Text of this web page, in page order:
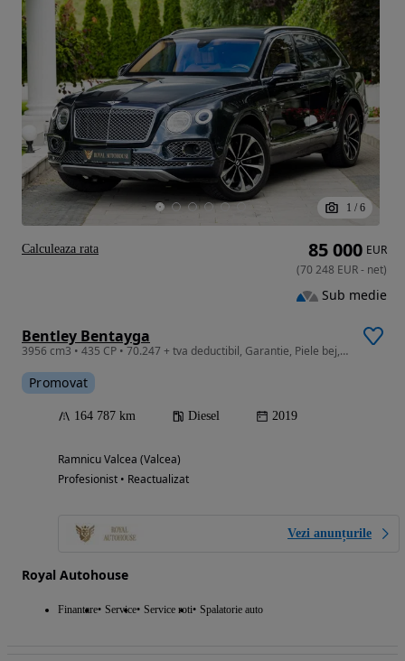
1 / 6
Bentley Bentayga
3956 cm3 • 435 CP • 70.247 + tva deductibil, Garantie, Piele bej, masaj, Hud, Night vision
Promovat
164 787 km Diesel 2019
Ramnicu Valcea (Valcea)
Profesionist • Reactualizat
Vezi anunțurile
Royal Autohouse
Finantare Service Service roti Spalatorie auto
85 000 EUR
(70 248 EUR- net)
Sub medie
Calculeaza rata